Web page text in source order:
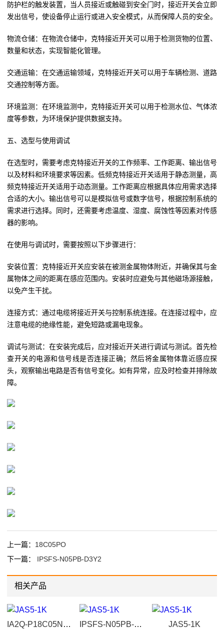
防护栏的触发装置，当人员接近或触碰到安全门时，接近开关会立即
发出信号，使设备停止运行或进入安全模式，从而保障人员的安全。
物流仓储：在物流仓储中，克特接近开关可以用于检测货物的位置、
数量和状态，实现智能化管理。
交通运输：在交通运输领域，克特接近开关可以用于车辆检测、道路
交通控制等方面。
环境监测：在环境监测中，克特接近开关可以用于检测水位、气体浓
度等参数，为环境保护提供数据支持。
五、选型与使用调试
在选型时，需要考虑克特接近开关的工作频率、工作距离、输出信号
以及材料和环境要求等因素。低频克特接近开关适用于静态测量，高
频克特接近开关适用于动态测量。工作距离应根据具体应用需求选择
合适的大小。输出信号可以是模拟信号或数字信号，根据控制系统的
需求进行选择。同时，还需要考虑温度、湿度、腐蚀性等因素对传感
器的影响。
在使用与调试时，需要按照以下步骤进行：
安装位置：克特接近开关应安装在被测金属物体附近，并确保其与金
属物体之间的距离在感应范围内。安装时应避免与其他磁场源接触，
以免产生干扰。
连接方式：通过电缆将接近开关与控制系统连接。在连接过程中，应
注意电缆的绝缘性能，避免短路或漏电现象。
调试与测试：在安装完成后，应对接近开关进行调试与测试。首先检
查开关的电源和信号线是否连接正确；然后将金属物体靠近感应探
头，观察输出电路是否有信号变化。如有异常，应及时检查并排除故
障。
上一篇： 18C05PO
下一篇： IPSFS-N05PB-D3Y2
相关产品
IA2Q-P18C05N-O3A2 IPSFS-N05PB-D3Y2 JAS5-1K